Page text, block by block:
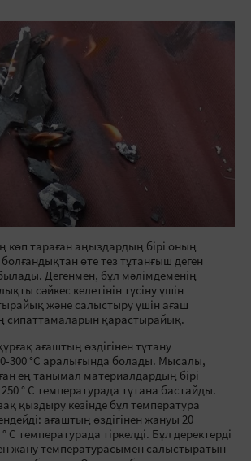
көп тараған аңыздардың бірі оның
өте тез тұтанғыш деген
Дегенмен, бұл мәлімдеменің
сәйкес келетінін түсіну үшін
және салыстыру үшін ағаш
сипаттамаларын қарастырайық.
ағаштың өздігінен тұтану
300 °C аралығында болады. Мысалы,
ең танымал материалдардың бірі
° C температурада тұтана бастайды.
қыздыру кезінде бұл температура
ағаштың өздігінен жануы 20
° C температурада тіркелді. Бұл деректерді
жану температурасымен салыстыратын